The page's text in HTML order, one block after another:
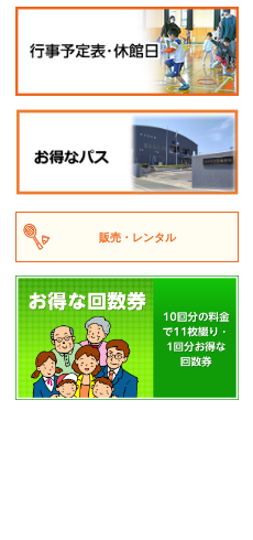
販売・レンタル